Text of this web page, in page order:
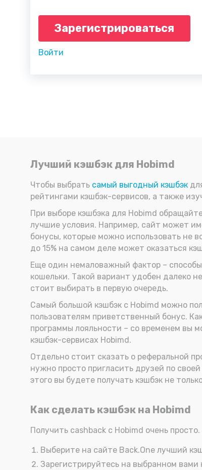
Зарегистрироваться
Войти
Лучший кэшбэк для Hobimd
Чтобы выбрать самый выгодный кэшбэк
рейтингами кэшбэк-сервисов, а также
При выборе кэшбэка для Hobimd
лучшие условия. Например, сайт может
бонусы, которые можно использовать не
до 15% на самом деле может оказаться
Еще один немаловажный фактор –
кошельки. Такой вариант удобен далеко
стоит выбирать в первую очередь.
Самый большой кэшбэк с Hobimd можно
пользователям приветственный бонус.
программы лояльности – со временем вы
кэшбэк-сервисах Hobimd.
Отдельно стоит сказать о реферальной
нужно просто пригласить друзей по
этого вы будете получать кэшбэк не
Как сделать кэшбэк на Hobimd
Получить cashback с Hobimd очень
Выберите на сайте Back.One лучший
Зарегистрируйтесь на выбранном